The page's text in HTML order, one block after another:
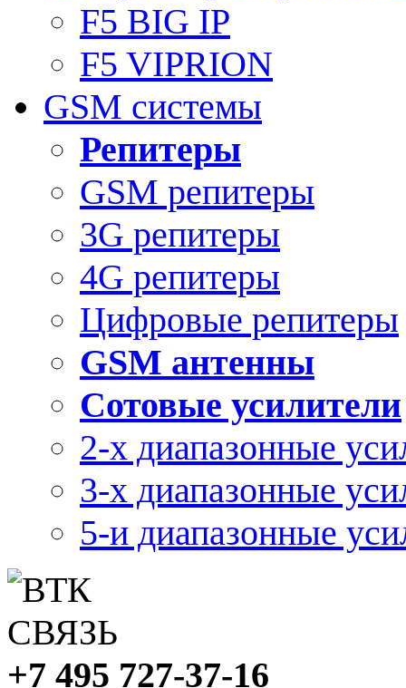
F5 BIG IP
F5 VIPRION
GSM системы
Репитеры
GSM репитеры
3G репитеры
4G репитеры
Цифровые репитеры
GSM антенны
Сотовые усилители
2-х диапазонные
3-х диапазонные
5-и диапазонные
+7 495 727-37-16